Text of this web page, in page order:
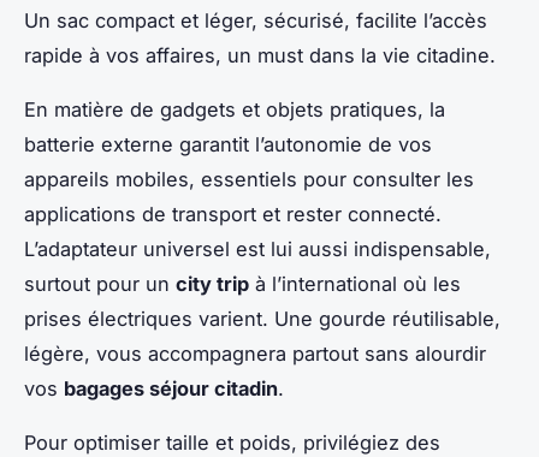
Un sac compact et léger, sécurisé, facilite l’accès
rapide à vos affaires, un must dans la vie citadine.
En matière de gadgets et objets pratiques, la
batterie externe garantit l’autonomie de vos
appareils mobiles, essentiels pour consulter les
applications de transport et rester connecté.
L’adaptateur universel est lui aussi indispensable,
surtout pour un city trip à l’international où les
prises électriques varient. Une gourde réutilisable,
légère, vous accompagnera partout sans alourdir
vos bagages séjour citadin.
Pour optimiser taille et poids, privilégiez des